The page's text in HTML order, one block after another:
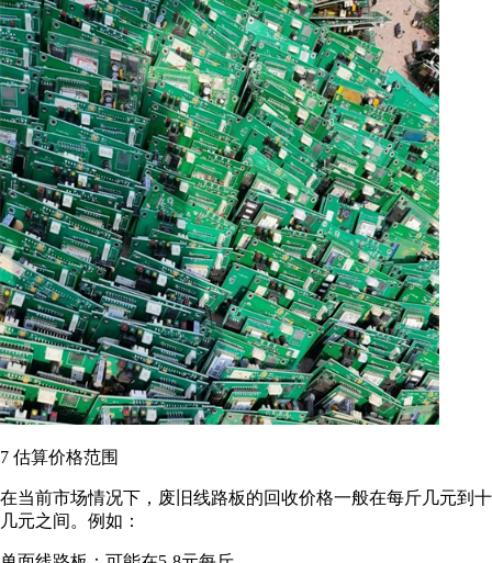
7 估算价格范围
在当前市场情况下，废旧线路板的回收价格一般在每斤几元到十
几元之间。例如：